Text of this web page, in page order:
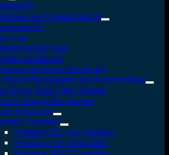
und Objektivdeckel
Cap
Snap
Objektivschutzdeckel
Filteradapter und Reduzierringe
Down Ring Filter Adapter
Up Ring Filter Adapter
Fotografie
Fotofilter
Polfilter CPL von Fotodiox
Fotodiox UV Schutzfilter
Fotodiox ND 8 Graufilter